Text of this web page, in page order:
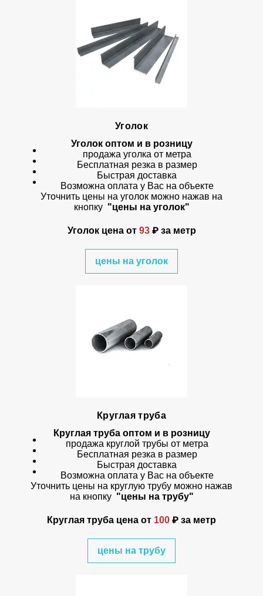
Уголок
Уголок оптом и в розницу
продажа уголка от метра
Бесплатная резка в размер
Быстрая доставка
Возможна оплата у Вас на объекте
Уточнить цены на уголок можно нажав на
кнопку "цены на уголок"
Уголок цена от93 ₽ за метр
цены на уголок
Круглая труба
Круглая труба оптом и в розницу
продажа круглой трубы от метра
Бесплатная резка в размер
Быстрая доставка
Возможна оплата у Вас на объекте
Уточнить цены на круглую трубу можно нажав
на кнопку "цены на трубу"
Круглая труба цена от 100 ₽ за метр
цены на трубу